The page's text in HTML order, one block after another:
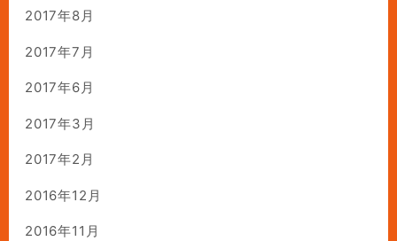
2017年8月
2017年7月
2017年6月
2017年3月
2017年2月
2016年12月
2016年11月